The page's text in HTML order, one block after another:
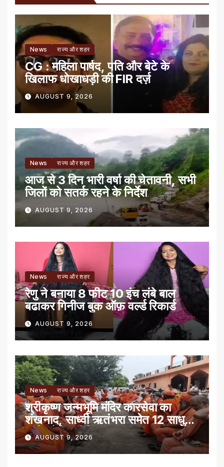
News राज्य और शहर
CG : महिला पार्षद, पति और बेटे के
खिलाफ धोखाधड़ी की FIR दर्ज़
AUGUST 9, 2026
News राज्य और शहर
आज से 3 दिन भारी वर्षा की चेतावनी, सभी
जिलों को सतर्क रहने के निर्देश
AUGUST 9, 2026
News राज्य और शहर
रेणु ने बनाया 8 फीट 10 इंच लंबे बाल
बढाकर गिनीज बुक ऑफ़ वर्ल्ड रिकार्ड
AUGUST 9, 2026
News राज्य और शहर
श्रीकृष्ण जन्मभूमि मंदिर कारसेवा का
शंखनाद, साध्वी ऋतंभरा समेत 12 साधु-
संतों को रेड नोटिस
AUGUST 9, 2026